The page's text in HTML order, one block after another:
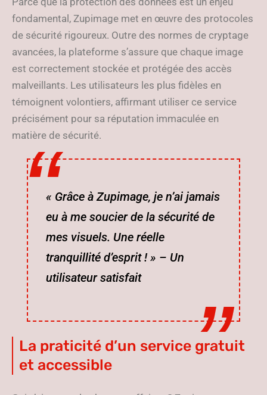
fondamental, Zupimage met en œuvre des protocoles
de sécurité rigoureux. Outre des normes de cryptage
avancées, la plateforme s’assure que chaque image
est correctement stockée et protégée des accès
malveillants. Les utilisateurs les plus fidèles en
témoignent volontiers, affirmant utiliser ce service
précisément pour sa réputation immaculée en
matière de sécurité.
« Grâce à Zupimage, je n’ai jamais
eu à me soucier de la sécurité de
mes visuels. Une réelle
tranquillité d’esprit ! » – Un
utilisateur satisfait
La praticité d’un service gratuit
et accessible